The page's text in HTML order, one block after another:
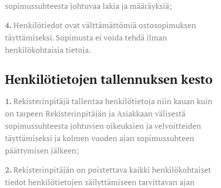
sopimussuhteesta johtuvaa lakia ja määräyksiä;
4.Henkilötiedot ovat välttämättömiä ostosopimuksen
täyttämiseksi. Sopimusta ei voida tehdä ilman
henkilökohtaisia tietoja.
Henkilötietojen tallennuksen kesto
1.Rekisterinpitäjä tallentaa henkilötietoja niin kauan kuin
on tarpeen Rekisterinpitäjän ja Asiakkaan välisestä
sopimussuhteesta johtuvien oikeuksien ja velvoitteiden
täyttämiseksi ja kolmen vuoden ajan sopimussuhteen
päättymisen jälkeen;
2.Rekisterinpitäjän on poistettava kaikki henkilökohtaiset
tiedot henkilötietojen säilyttämiseen tarvittavan ajan